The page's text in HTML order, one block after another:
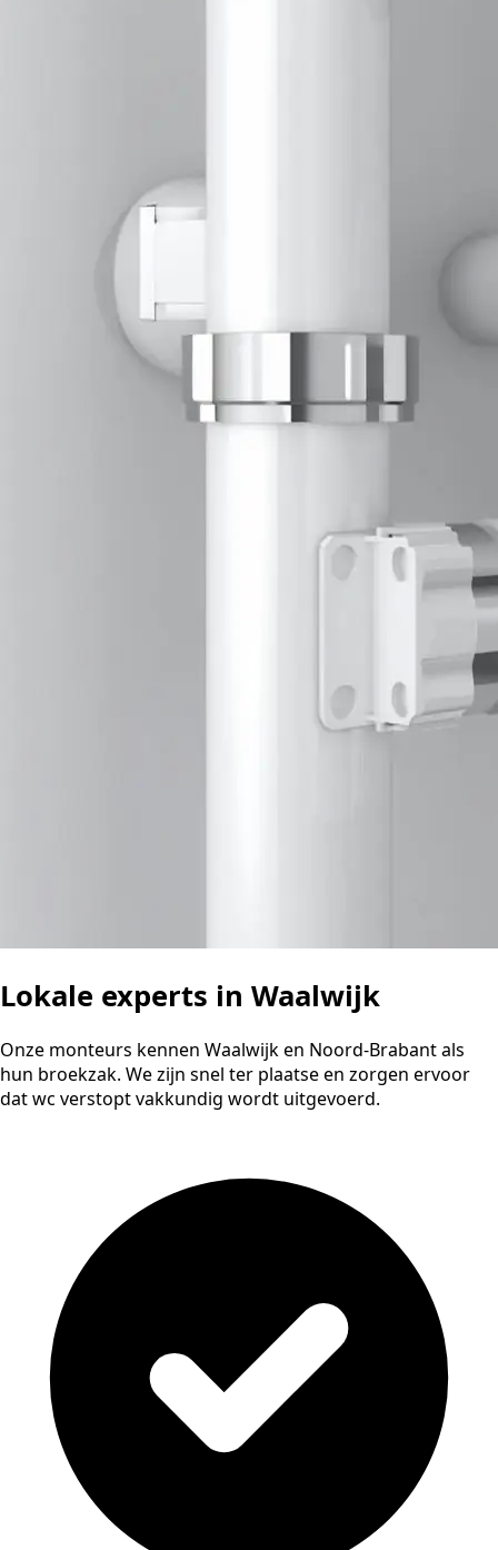
Lokale experts in Waalwijk
Onze monteurs kennen Waalwijk en Noord-Brabant als
hun broekzak. We zijn snel ter plaatse en zorgen ervoor
dat wc verstopt vakkundig wordt uitgevoerd.